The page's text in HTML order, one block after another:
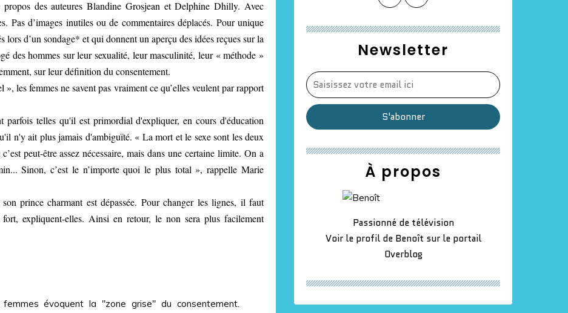
des auteures Blandine Grosjean et Delphine Dhilly. Avec
Pas d’images inutiles ou de commentaires déplacés. Pour unique
lors d’un sondage* et qui donnent un aperçu des idées reçues sur la
des hommes sur leur sexualité, leur masculinité, leur « méthode »
sur leur définition du consentement.
les femmes ne savent pas vraiment ce qu’elles veulent par rapport
parfois telles qu'il est primordial d'expliquer, en cours d'éducation
n'y ait plus jamais d'ambiguïté. « La mort et le sexe sont les deux
peut-être assez nécessaire, mais dans une certaine limite. On a
Sinon, c’est le n’importe quoi le plus total », rappelle Marie
prince charmant est dépassée. Pour changer les lignes, il faut
expliquent-elles. Ainsi en retour, le non sera plus facilement
évoquent la "zone grise" du consentement.
Newsletter
À propos
Passionné de télévision
Voir le profil de Benoît sur le portail
Overblog